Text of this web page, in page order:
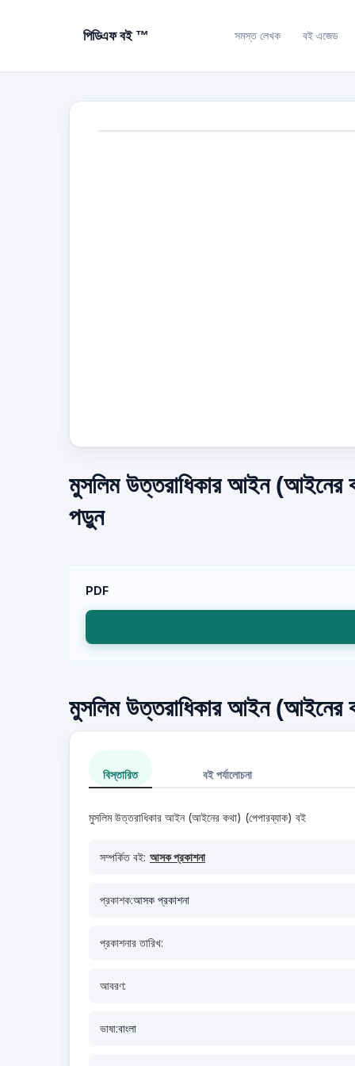
পিডিএফ বই ™ সমস্ত লেখক বই এজেড
মুসলিম উত্তরাধিকার আইন (আইনের
পড়ুন
PDF
মুসলিম উত্তরাধিকার আইন (আইনের
বিস্তারিত বই পর্যালোচনা
মুসলিম উত্তরাধিকার আইন (আইনের কথা) (পেপারব্যাক) বই
সম্পর্কিত বই: আসক প্রকাশনা
প্রকাশক:আসক প্রকাশনা
প্রকাশনার তারিখ:
আবরণ:
ভাষা:বাংলা